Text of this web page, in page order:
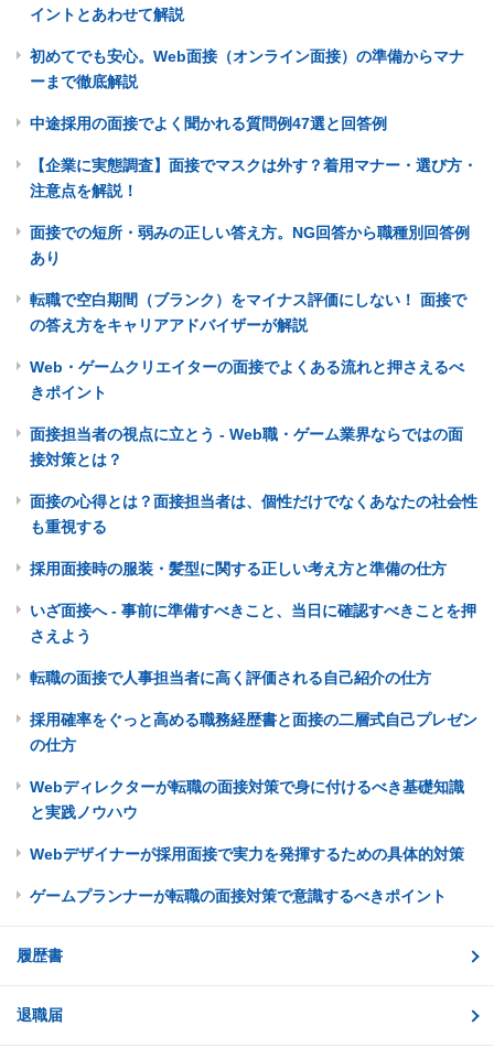
イントとあわせて解説
初めてでも安心。Web面接（オンライン面接）の準備からマナ
ーまで徹底解説
中途採用の面接でよく聞かれる質問例47選と回答例
【企業に実態調査】面接でマスクは外す？着用マナー・選び方・
注意点を解説！
面接での短所・弱みの正しい答え方。NG回答から職種別回答例
あり
転職で空白期間（ブランク）をマイナス評価にしない！ 面接で
の答え方をキャリアアドバイザーが解説
Web・ゲームクリエイターの面接でよくある流れと押さえるべ
きポイント
面接担当者の視点に立とう - Web職・ゲーム業界ならではの面
接対策とは？
面接の心得とは？面接担当者は、個性だけでなくあなたの社会性
も重視する
採用面接時の服装・髪型に関する正しい考え方と準備の仕方
いざ面接へ - 事前に準備すべきこと、当日に確認すべきことを押
さえよう
転職の面接で人事担当者に高く評価される自己紹介の仕方
採用確率をぐっと高める職務経歴書と面接の二層式自己プレゼン
の仕方
Webディレクターが転職の面接対策で身に付けるべき基礎知識
と実践ノウハウ
Webデザイナーが採用面接で実力を発揮するための具体的対策
ゲームプランナーが転職の面接対策で意識するべきポイント
履歴書
退職届